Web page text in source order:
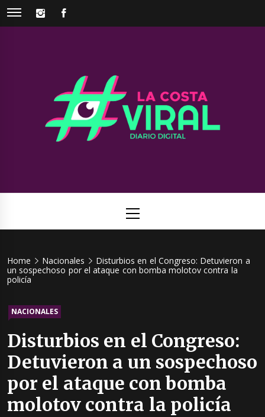
Skip
INSTAGRAM
Viral
Menu
Home Nacionales
Disturbios en el Congreso: Detuvieron a
un sospechoso por el ataque con bomba molotov contra la
policía
NACIONALES
Disturbios en el Congreso:
Detuvieron a un sospechoso
por el ataque con bomba
molotov contra la policía